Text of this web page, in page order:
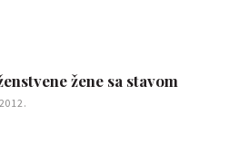
žene sa stavom